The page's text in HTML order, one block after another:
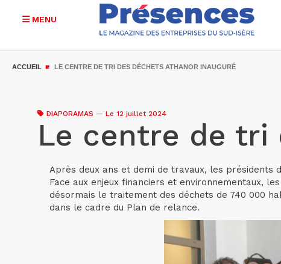
MENU
ACCUEIL LE CENTRE DE TRI DES DÉCHETS ATHANOR INAUGURÉ
DIAPORAMAS — Le 12 juillet 2024
Le centre de tri
Après deux ans et demi de travaux, les présidents
Face aux enjeux financiers et environnementaux,
désormais le traitement des déchets de 740 000
dans le cadre du Plan de relance.